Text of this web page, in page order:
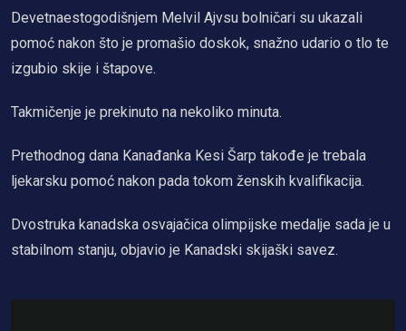
Devetnaestogodišnjem Melvil Ajvsu bolničari su ukazali
pomoć nakon što je promašio doskok, snažno udario o tlo te
izgubio skije i štapove.
Takmičenje je prekinuto na nekoliko minuta.
Prethodnog dana Kanađanka Kesi Šarp takođe je trebala
ljekarsku pomoć nakon pada tokom ženskih kvalifikacija.
Dvostruka kanadska osvajačica olimpijske medalje sada je u
stabilnom stanju, objavio je Kanadski skijaški savez.